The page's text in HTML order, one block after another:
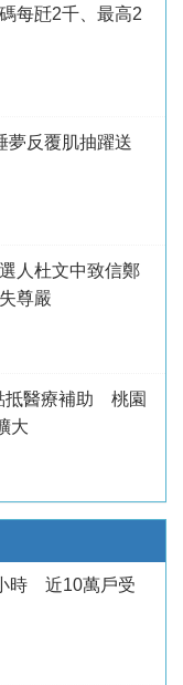
每瓩2千、最高2
夢反覆肌抽躍送
人杜文中致信鄭
尊嚴
抵醫療補助 桃園
大
時 近10萬戶受